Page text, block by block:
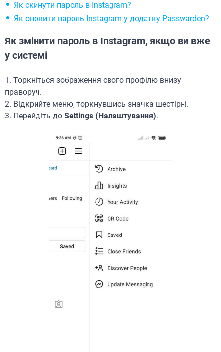
Як скинути пароль в Instagram?
Як оновити пароль Instagram у додатку Passwarden?
Як змінити пароль в Instagram, якщо ви вже
у системі
1. Торкніться зображення свого профілю внизу
праворуч.
2. Відкрийте меню, торкнувшись значка шестірні.
3. Перейдіть до Settings (Налаштування).